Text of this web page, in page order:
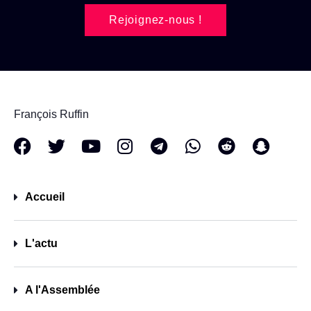
Rejoignez-nous !
François Ruffin
Accueil
L'actu
A l'Assemblée